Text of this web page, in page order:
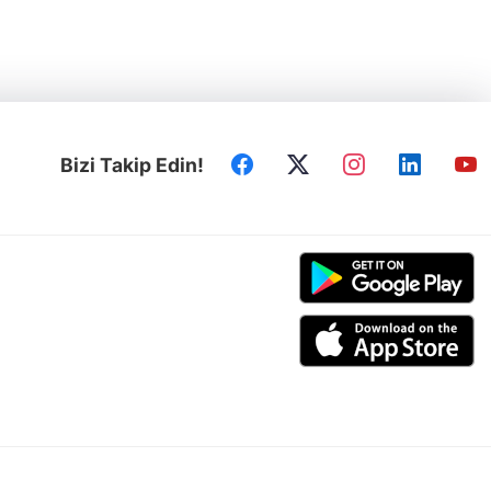
Bizi Takip Edin!